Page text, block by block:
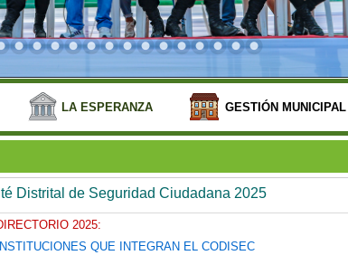
LA ESPERANZA GESTIÓN MUNICIPAL
Distrital de Seguridad Ciudadana 2025
2025:
QUE INTEGRAN EL CODISEC